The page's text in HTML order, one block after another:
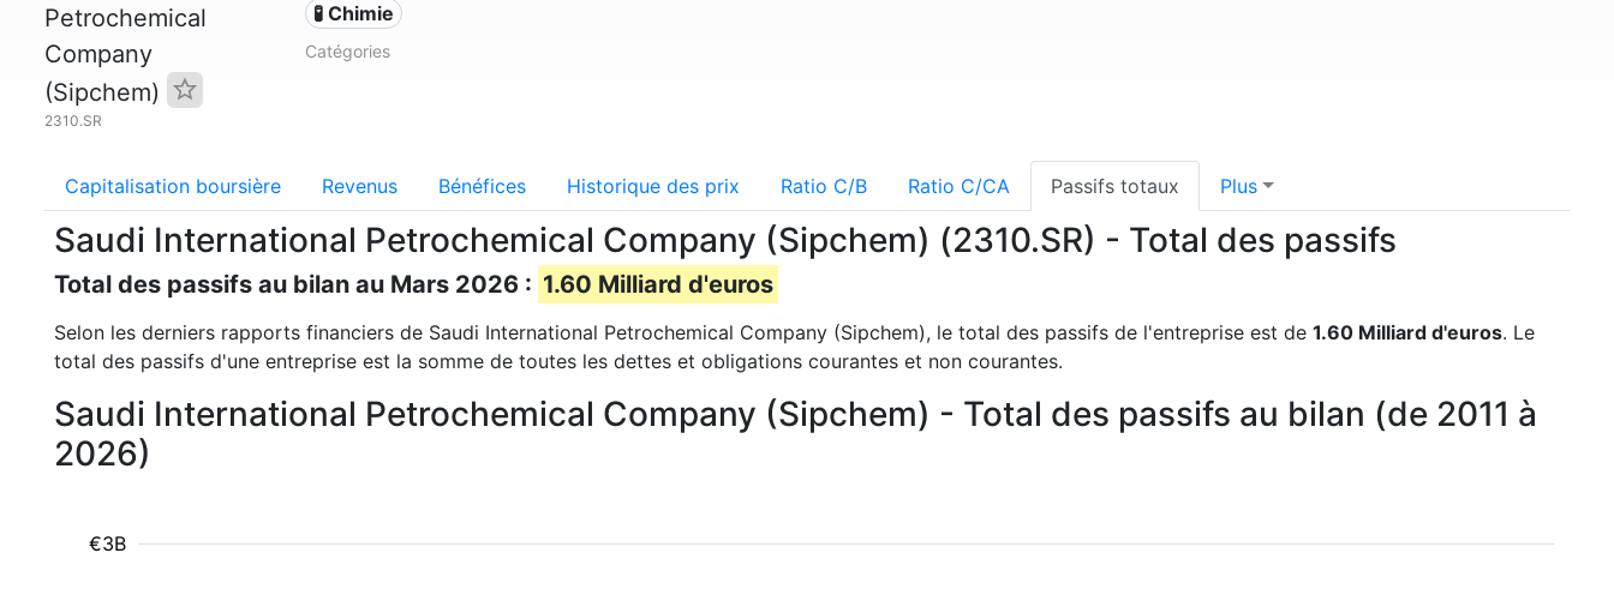
Petrochemical
Company
(Sipchem)
2310.SR
🧪 Chimie
Catégories
Capitalisation boursière Revenus Bénéfices Historique des prix Ratio C/B Ratio C/CA Passifs totaux Plus
Saudi International Petrochemical Company (Sipchem) (2310.SR) - Total des passifs
Total des passifs au bilan au Mars 2026 : 1.60 Milliard d'euros
Selon les derniers rapports financiers de Saudi International Petrochemical Company (Sipchem), le total des passifs de l'entreprise est de 1.60 Milliard d'euros. Le
total des passifs d'une entreprise est la somme de toutes les dettes et obligations courantes et non courantes.
Saudi International Petrochemical Company (Sipchem) - Total des passifs au bilan (de 2011 à
2026)
€3B